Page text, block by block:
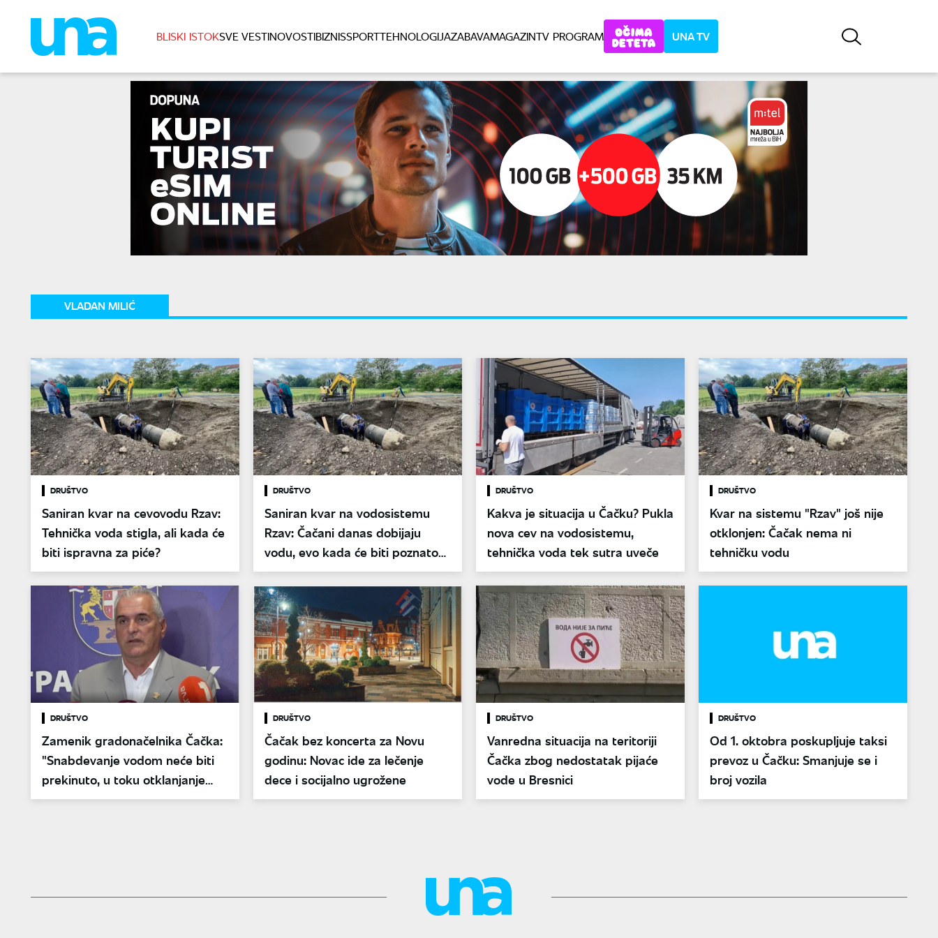
BLISKI ISTOKSVE VESTINOVOSTIBIZNISSPORTTEHNOLOGIJAZABAVAMAGAZINTV PROGRAM UNA TV
VLADAN MILIĆ
DRUŠTVO
Saniran kvar na cevovodu Rzav:
Tehnička voda stigla, ali kada će
biti ispravna za piće?
DRUŠTVO
Saniran kvar na vodosistemu
Rzav: Čačani danas dobijaju
vodu, evo kada će biti poznato
da li je bezbedna za piće
DRUŠTVO
Kakva je situacija u Čačku? Pukla
nova cev na vodosistemu,
tehnička voda tek sutra uveče
DRUŠTVO
Kvar na sistemu "Rzav" još nije
otklonjen: Čačak nema ni
tehničku vodu
DRUŠTVO
Zamenik gradonačelnika Čačka:
"Snabdevanje vodom neće biti
prekinuto, u toku otklanjanje
kvara"
DRUŠTVO
Čačak bez koncerta za Novu
godinu: Novac ide za lečenje
dece i socijalno ugrožene
DRUŠTVO
Vanredna situacija na teritoriji
Čačka zbog nedostatak pijaće
vode u Bresnici
DRUŠTVO
Od 1. oktobra poskupljuje taksi
prevoz u Čačku: Smanjuje se i
broj vozila